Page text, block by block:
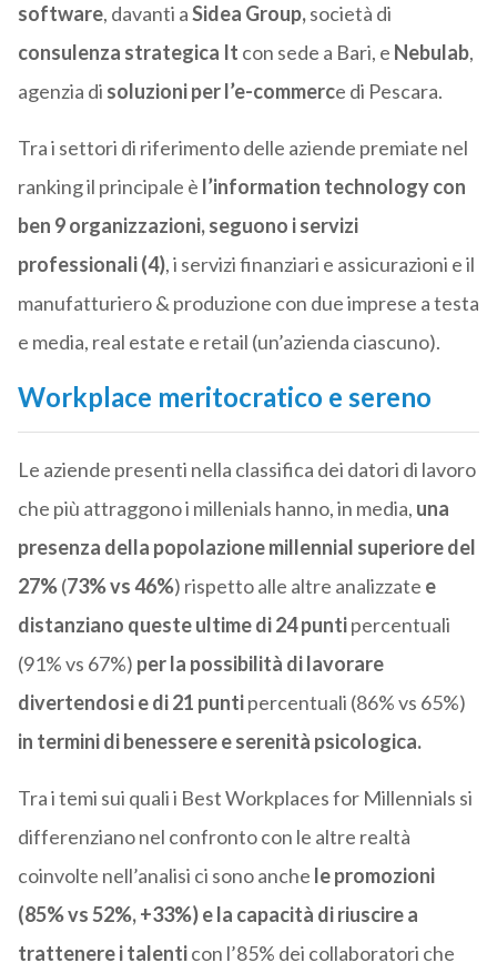
software, davanti aSidea Group,società di
consulenza strategica It con sede a Bari, e Nebulab,
agenzia di soluzioni per l’e-commerce di Pescara.
Tra i settori di riferimento delle aziende premiate nel
ranking il principale è l’information technology con
ben 9 organizzazioni, seguono i servizi
professionali (4), i servizi finanziari e assicurazioni e il
manufatturiero & produzione con due imprese a testa
e media, real estate e retail (un’azienda ciascuno).
Workplace meritocratico e sereno
Le aziende presenti nella classifica dei datori di lavoro
che più attraggono i millenials hanno, in media, una
presenza della popolazione millennial superiore del
27%(73% vs 46%) rispetto alle altre analizzate e
distanziano queste ultime di 24 puntipercentuali
(91% vs 67%) per la possibilità di lavorare
divertendosi e di 21 puntipercentuali (86% vs 65%)
in termini di benessere e serenità psicologica.
Tra i temi sui quali i Best Workplaces for Millennials si
differenziano nel confronto con le altre realtà
coinvolte nell’analisi ci sono anche le promozioni
(85% vs 52%, +33%) e la capacità di riuscire a
trattenere i talenticon l’85% dei collaboratori che